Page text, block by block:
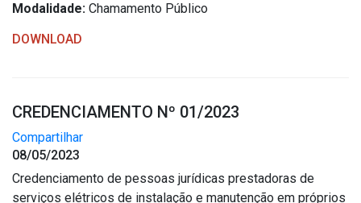
Modalidade: Chamamento Público
DOWNLOAD
CREDENCIAMENTO Nº 01/2023
Compartilhar
08/05/2023
Credenciamento de pessoas jurídicas prestadoras de
serviços elétricos de instalação e manutenção em próprios